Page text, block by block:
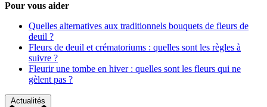
Pour vous aider
Quelles alternatives aux traditionnels bouquets de fleurs de
deuil ?
Fleurs de deuil et crématoriums : quelles sont les règles à
suivre ?
Fleurir une tombe en hiver : quelles sont les fleurs qui ne
gèlent pas ?
Actualités